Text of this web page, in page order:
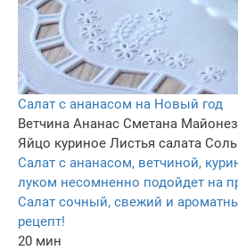
Салат с ананасом на Новый год
Ветчина Ананас Сметана Майонез
Яйцо куриное Листья салата Соль
Салат с ананасом, ветчиной,
луком несомненно подойдет на
Салат сочный, свежий и
рецепт!
20 мин